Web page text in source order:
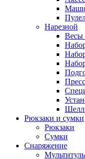
Нарезной
Весы
Рюкзаки и сумки
Рюкзаки
Сумки
Снаряжение